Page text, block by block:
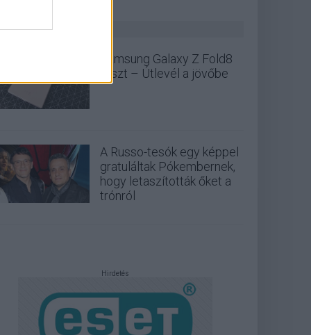
GS HÍREK
Samsung Galaxy Z Fold8
teszt – Útlevél a jövőbe
A Russo-tesók egy képpel
gratuláltak Pókembernek,
hogy letaszították őket a
trónról
Hirdetés